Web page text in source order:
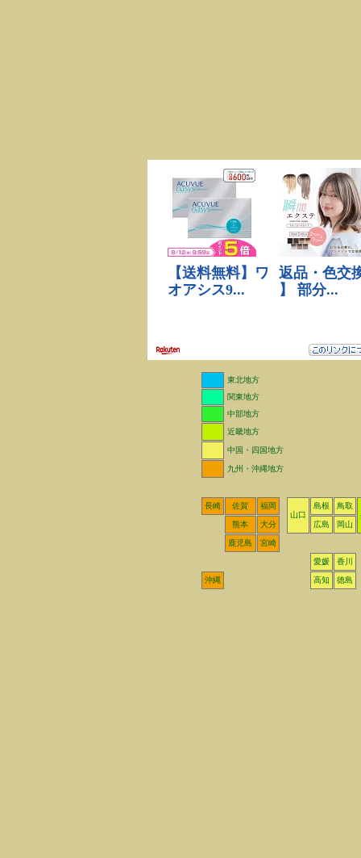
東北地方
関東地方
中部地方
近畿地方
中国・四国地方
九州・沖縄地方
長崎 佐賀
福岡
山口
島根
鳥取
熊本
大分 広島 岡山
鹿児島 宮崎
愛媛 香川
沖縄 高知 徳島